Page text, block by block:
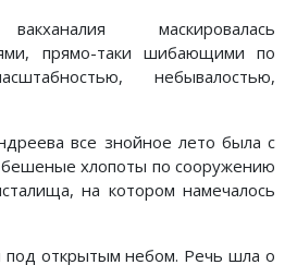
маскировалась
прямо-таки шибающими по
небывалостью,
все знойное лето была с
бешеные хлопоты по сооружению
на котором намечалось
под открытым небом. Речь шла о